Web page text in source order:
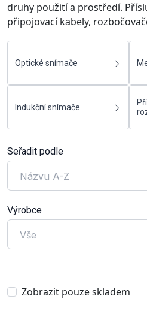
druhy použití a prostředí.
připojovací kabely,
Optické snímače
Indukční snímače
Seřadit podle
Názvu A-Z
Výrobce
Vše
Zobrazit pouze skladem